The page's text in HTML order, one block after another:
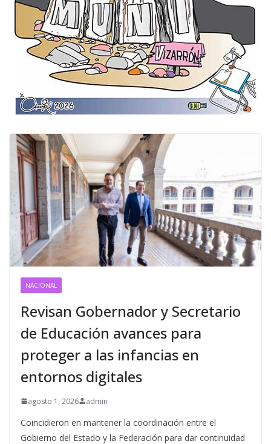
NACIONAL
Revisan Gobernador y Secretario
de Educación avances para
proteger a las infancias en
entornos digitales
agosto 1, 2026 admin
Coincidieron en mantener la coordinación entre el
Gobierno del Estado y la Federación para dar continuidad